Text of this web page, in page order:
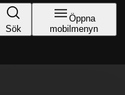
Sök
Öppna
mobilmenyn